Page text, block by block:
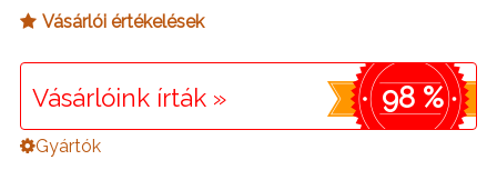
Vásárlói értékelések
Vásárlóink írták » 98 %
Gyártók